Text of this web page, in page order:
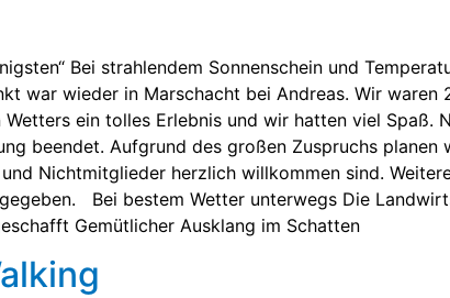
Bei strahlendem Sonnenschein und
war wieder in Marschacht bei Andreas. Wir waren
ein tolles Erlebnis und wir hatten viel Spaß.
beendet. Aufgrund des großen Zuspruchs
Nichtmitglieder herzlich willkommen sind.
Bei bestem Wetter unterwegs Die
Gemütlicher Ausklang im Schatten